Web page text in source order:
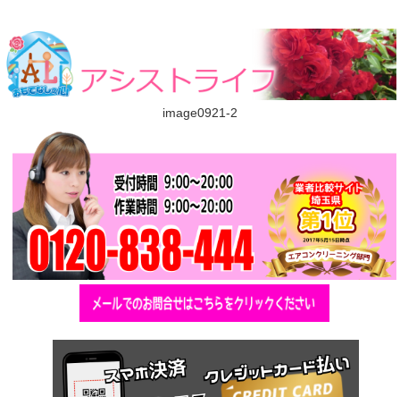
image0921-2